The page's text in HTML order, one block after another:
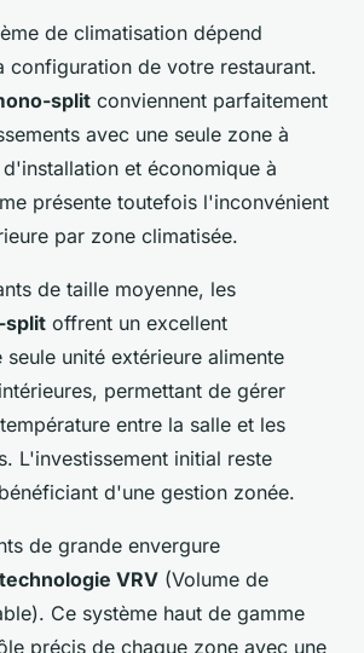
de climatisation dépend
configuration de votre restaurant.
split conviennent parfaitement
avec une seule zone à
et économique à
présente toutefois l'inconvénient
par zone climatisée.
de taille moyenne, les
split offrent un excellent
unité extérieure alimente
permettant de gérer
entre la salle et les
L'investissement initial reste
d'une gestion zonée.
de grande envergure
technologie VRV (Volume de
Ce système haut de gamme
précis de chaque zone avec une